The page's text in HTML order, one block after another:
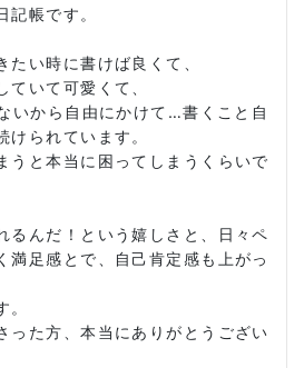
記帳です。
たい時に書けば良くて、
ていて可愛くて、
いから自由にかけて…書くこと自
けられています。
うと本当に困ってしまうくらいで
るんだ！という嬉しさと、日々ペ
満足感とで、自己肯定感も上がっ
った方、本当にありがとうござい